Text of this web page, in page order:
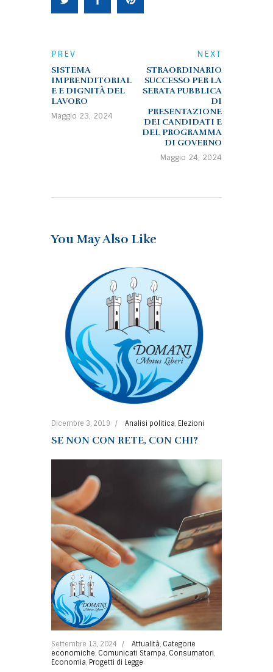
PREV
SISTEMA
IMPRENDITORIAL
E E DIGNITÀ DEL
LAVORO
Maggio 23, 2024
NEXT
STRAORDINARIO
SUCCESSO PER LA
SERATA PUBBLICA
DI
PRESENTAZIONE
DEI CANDIDATI E
DEL PROGRAMMA
DI GOVERNO
Maggio 24, 2024
You May Also Like
Dicembre 3, 2019 Analisi politica Elezioni
SE NON CON RETE, CON CHI?
Settembre 13, 2024 Attualità, Categorie
economiche, Comunicati Stampa, Consumatori,
Economia, Progetti di Legge